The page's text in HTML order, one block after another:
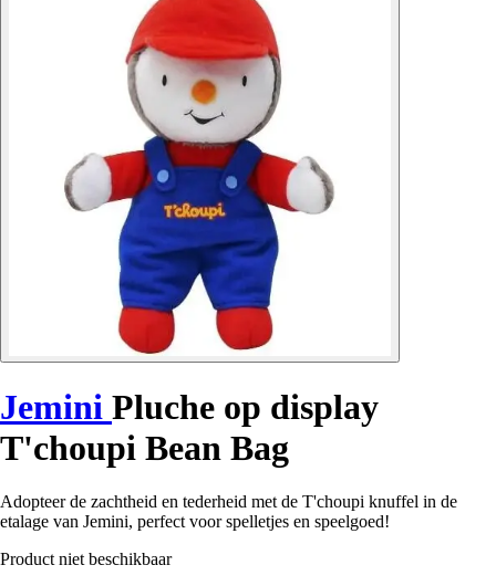
Jemini Pluche op display
T'choupi Bean Bag
Adopteer de zachtheid en tederheid met de T'choupi knuffel in de
etalage van Jemini, perfect voor spelletjes en speelgoed!
Product niet beschikbaar